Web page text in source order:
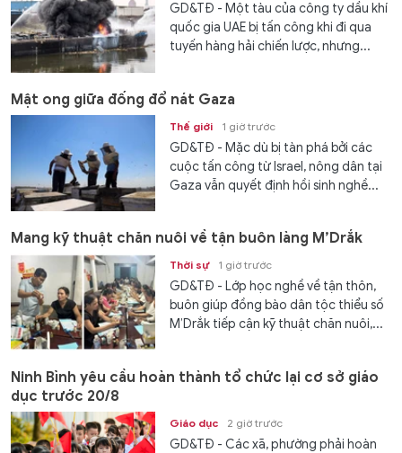
GD&TĐ - Một tàu của công ty dầu khí
quốc gia UAE bị tấn công khi đi qua
tuyến hàng hải chiến lược, nhưng...
Mật ong giữa đống đổ nát Gaza
Thế giới 1 giờ trước
GD&TĐ - Mặc dù bị tàn phá bởi các
cuộc tấn công từ Israel, nông dân tại
Gaza vẫn quyết định hồi sinh nghề...
Mang kỹ thuật chăn nuôi về tận buôn làng M’Drắk
Thời sự 1 giờ trước
GD&TĐ - Lớp học nghề về tận thôn,
buôn giúp đồng bào dân tộc thiểu số
M’Drắk tiếp cận kỹ thuật chăn nuôi,...
Ninh Bình yêu cầu hoàn thành tổ chức lại cơ sở giáo
dục trước 20/8
Giáo dục 2 giờ trước
GD&TĐ - Các xã, phường phải hoàn